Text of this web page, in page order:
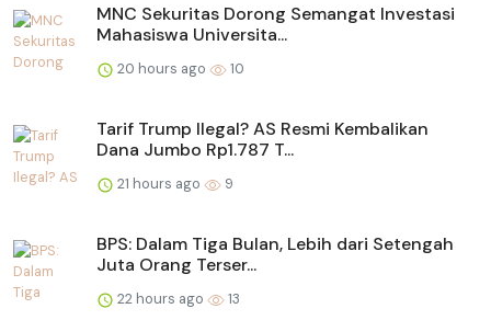
MNC Sekuritas Dorong Semangat Investasi
Mahasiswa Universita...
20 hours ago 10
Tarif Trump Ilegal? AS Resmi Kembalikan
Dana Jumbo Rp1.787 T...
21 hours ago 9
BPS: Dalam Tiga Bulan, Lebih dari Setengah
Juta Orang Terser...
22 hours ago 13